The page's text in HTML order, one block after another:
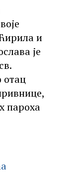
и
је
отац
пароха